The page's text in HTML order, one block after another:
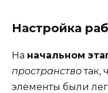
Настройка
На начальном
пространствотак,
элементы были